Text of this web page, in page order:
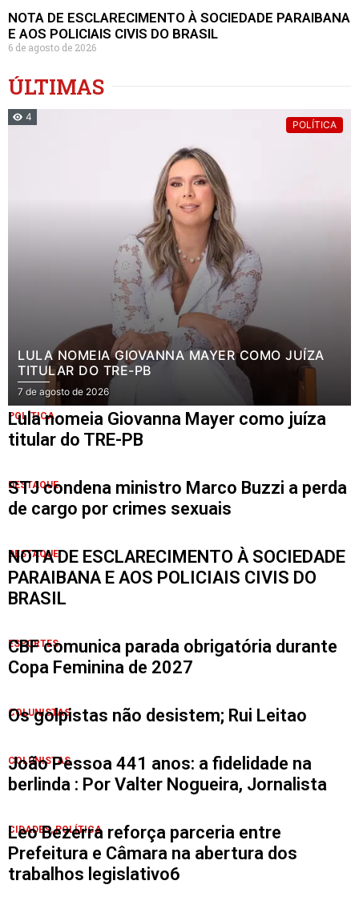
NOTA DE ESCLARECIMENTO À SOCIEDADE PARAIBANA
E AOS POLICIAIS CIVIS DO BRASIL
6 de agosto de 2026
ÚLTIMAS
4
POLÍTICA
LULA NOMEIA GIOVANNA MAYER COMO JUÍZA
TITULAR DO TRE-PB
7 de agosto de 2026
POLÍTICA
Lula nomeia Giovanna Mayer como juíza
titular do TRE-PB
DESTAQUE
STJ condena ministro Marco Buzzi a perda
de cargo por crimes sexuais
DESTAQUE
NOTA DE ESCLARECIMENTO À SOCIEDADE
PARAIBANA E AOS POLICIAIS CIVIS DO
BRASIL
ESPORTES
CBF comunica parada obrigatória durante
Copa Feminina de 2027
COLUNISTAS
Os golpistas não desistem; Rui Leitao
COLUNISTAS
João Pessoa 441 anos: a fidelidade na
berlinda : Por Valter Nogueira, Jornalista
CIDADES,POLÍTICA
Leo Bezerra reforça parceria entre
Prefeitura e Câmara na abertura dos
trabalhos legislativo6